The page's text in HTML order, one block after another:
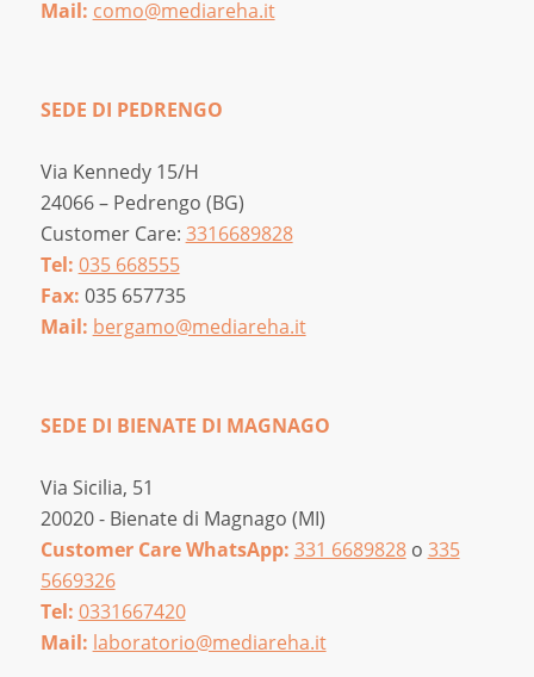
Mail: como@mediareha.it
SEDE DI PEDRENGO
Via Kennedy 15/H
24066 – Pedrengo (BG)
Customer Care: 3316689828
Tel: 035 668555
Fax: 035 657735
Mail: bergamo@mediareha.it
SEDE DI BIENATE DI MAGNAGO
Via Sicilia, 51
20020 - Bienate di Magnago (MI)
Customer Care WhatsApp: 331 6689828o 335
5669326
Tel: 0331667420
Mail: laboratorio@mediareha.it